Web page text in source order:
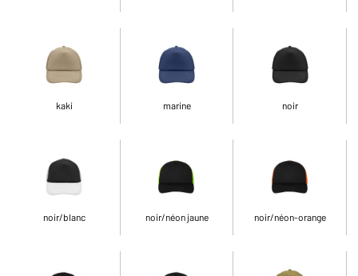
kaki marine noir
noir/blanc noir/néon jaune noir/néon-orange